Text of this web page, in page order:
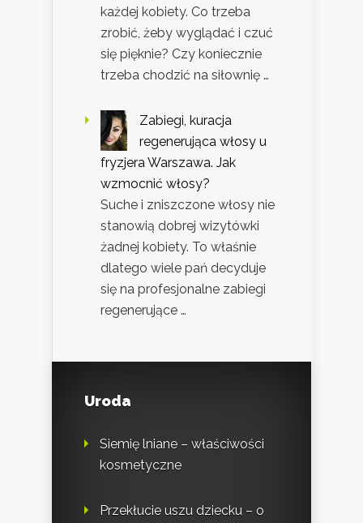
każdej kobiety. Co trzeba
zrobić, żeby wyglądać i czuć
się pięknie? Czy koniecznie
trzeba chodzić na siłownię …
Zabiegi, kuracja
regenerująca włosy u
fryzjera Warszawa. Jak
wzmocnić włosy?
Suche i zniszczone włosy nie
stanowią dobrej wizytówki
żadnej kobiety. To właśnie
dlatego wiele pań decyduje
się na profesjonalne zabiegi
regenerujące …
Uroda
Siemię lniane – właściwości
kosmetyczne
Przekłucie uszu dziecku – o